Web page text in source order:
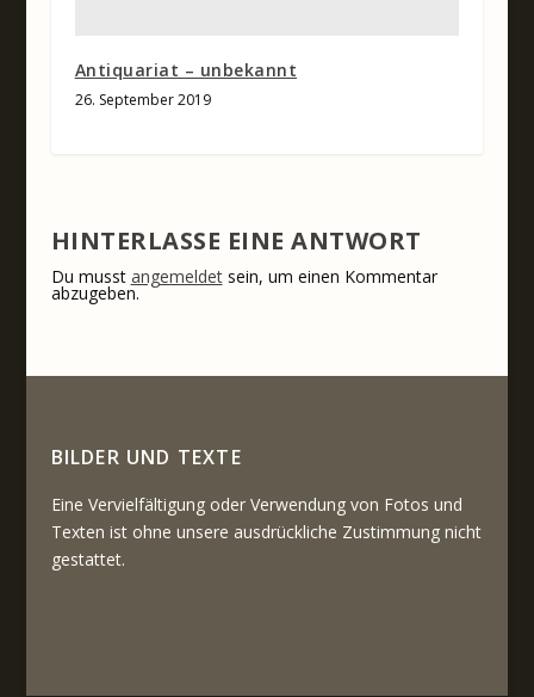
Antiquariat – unbekannt
26. September 2019
HINTERLASSE EINE ANTWORT
Du musst angemeldetsein, um einen Kommentar
abzugeben.
BILDER UND TEXTE
Eine Vervielfältigung oder Verwendung von Fotos und
Texten ist ohne unsere ausdrückliche Zustimmung nicht
gestattet.